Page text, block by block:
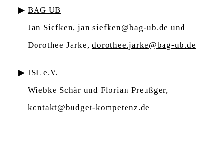
BAG UB
Jan Siefken, jan.siefken@bag-ub.de und
Dorothee Jarke, dorothee.jarke@bag-ub.de
ISL e.V.
Wiebke Schär und Florian Preußger,
kontakt@budget-kompetenz.de